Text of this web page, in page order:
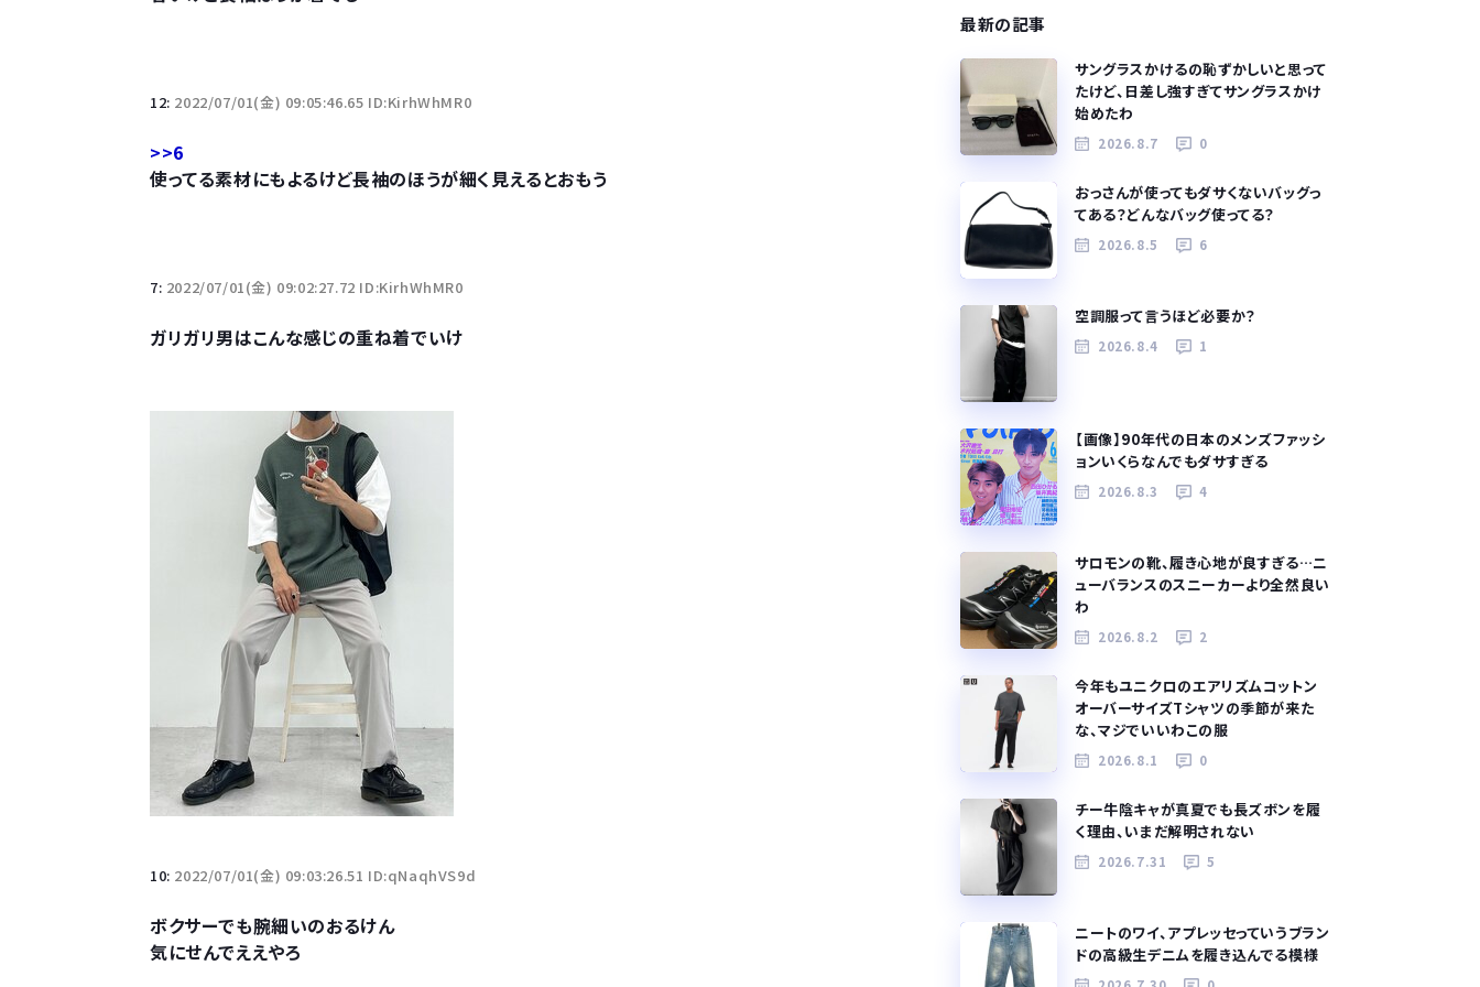
12: 2022/07/01(金) 09:05:46.65 ID:KirhWhMR0
>>6
使ってる素材にもよるけど長袖のほうが細く見えるとおもう
7: 2022/07/01(金) 09:02:27.72 ID:KirhWhMR0
ガリガリ男はこんな感じの重ね着でいけ
10: 2022/07/01(金) 09:03:26.51 ID:qNaqhVS9d
ボクサーでも腕細いのおるけん
気にせんでええやろ
最新の記事
サングラスかけるの恥ずかしいと思って
たけど、日差し強すぎてサングラスかけ
始めたわ
2026.8.7 0
おっさんが使ってもダサくないバッグっ
てある？どんなバッグ使ってる？
2026.8.5 6
空調服って言うほど必要か？
2026.8.4 1
【画像】90年代の日本のメンズファッシ
ョンいくらなんでもダサすぎる
2026.8.3 4
サロモンの靴、履き心地が良すぎる…ニ
ューバランスのスニーカーより全然良い
わ
2026.8.2 2
今年もユニクロのエアリズムコットン
オーバーサイズTシャツの季節が来た
な、マジでいいわこの服
2026.8.1 0
チー牛陰キャが真夏でも長ズボンを履
く理由、いまだ解明されない
2026.7.31 5
ニートのワイ、アプレッセっていうブラン
ドの高級生デニムを履き込んでる模様